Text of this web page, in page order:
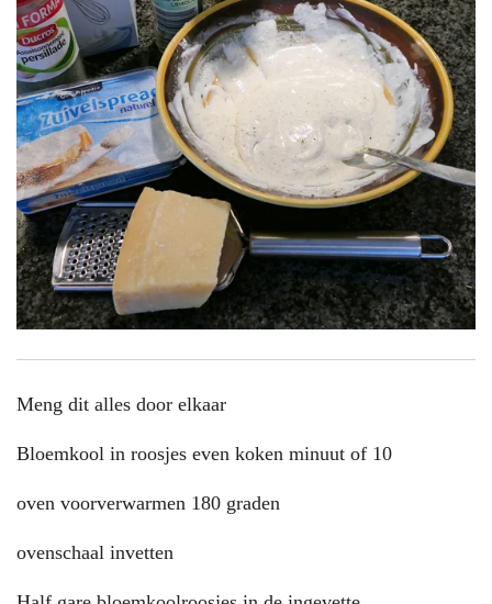
Meng dit alles door elkaar
Bloemkool in roosjes even koken minuut of 10
oven voorverwarmen 180 graden
ovenschaal invetten